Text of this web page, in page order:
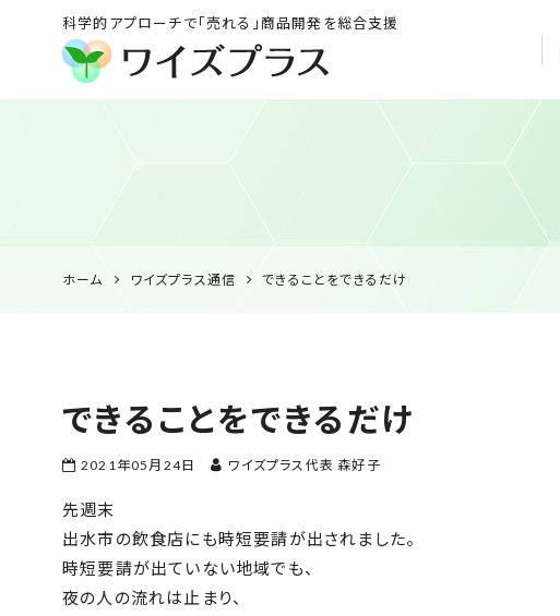
科学的アプローチで「売れる」商品開発を総合支援
HACCP衛生管理・食
品表示の専門コンサル
ホーム ワイズプラス通信 できることをできるだけ
できることをできるだけ
2021年05月24日 ワイズプラス代表 森好子
先週末
出水市の飲食店にも時短要請が出されました。
時短要請が出ていない地域でも、
夜の人の流れは止まり、